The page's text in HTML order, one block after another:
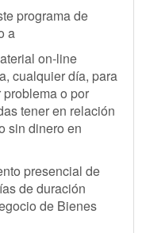
programa de
a
on-line
cualquier día, para
o por
tener en relación
sin dinero en
presencial de
de duración
de Bienes